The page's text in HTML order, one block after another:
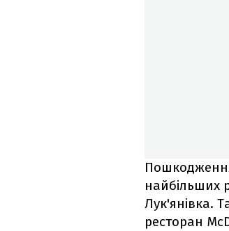
найбільших
Лук'янівка.
ресторан